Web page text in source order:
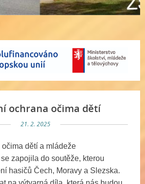
ochrana očima dětí
21. 2. 2025
dětí a mládeže
zapojila do soutěže, kterou
hasičů Čech, Moravy a Slezska.